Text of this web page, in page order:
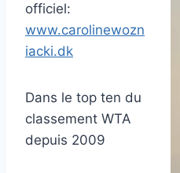
officiel:
www.carolinewozn
iacki.dk
Dans le top ten du
classement WTA
depuis 2009